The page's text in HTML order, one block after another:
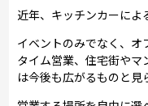
近年、キッチンカーによ
イベントのみでなく、
タイム営業、住宅街や
は今後も広がるものと見